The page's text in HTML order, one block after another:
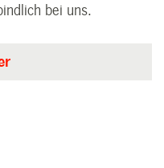
bei uns.